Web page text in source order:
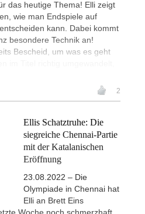
das heutige Thema! Elli zeigt
wie man Endspiele auf
kann. Dabei kommt
besondere Technik an!
Bescheid, um was es geht
2
Ellis Schatztruhe: Die
siegreiche Chennai-Partie
mit der Katalanischen
Eröffnung
23.08.2022 – Die
Olympiade in Chennai hat
Elli an Brett Eins